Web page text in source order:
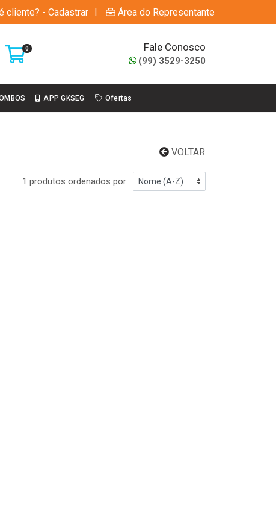
cliente? - Cadastrar | Área do Representante
0 Fale Conosco
(99) 3529-3250
APP GKSEG Ofertas
VOLTAR
1 produtos ordenados por: